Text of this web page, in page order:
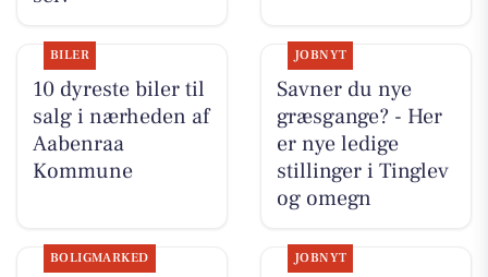
BILER
10 dyreste biler til
salg i nærheden af
Aabenraa
Kommune
JOBNYT
Savner du nye
græsgange? - Her
er nye ledige
stillinger i Tinglev
og omegn
BOLIGMARKED JOBNYT